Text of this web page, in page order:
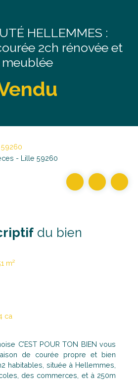
HELLEMMES :
2ch rénovée et
meublée
- Lille 59260
du bien
m²
ca
C’EST POUR TON BIEN vous
de courée propre et bien
habitables, située à Hellemmes,
des commerces, et à 250m